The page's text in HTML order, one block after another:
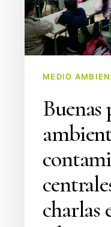
contaminación,
ejes
centrales
MEDIO
Buenas
charlas